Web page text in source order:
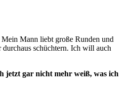
Mann liebt große Runden und
schüchtern. Ich will auch
jetzt gar nicht mehr weiß, was ich